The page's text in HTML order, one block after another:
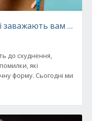
заважають вам
до схуднення,
які
форму. Сьогодні ми